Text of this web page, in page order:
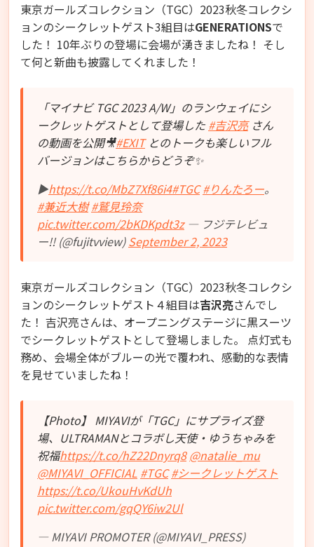
東京ガールズコレクション（TGC）2023秋冬コレクシ
ョンのシークレットゲスト3組目はGENERATIONSで
した！ 10年ぶりの登場に会場が湧きましたね！ そし
て何と新曲も披露してくれました！
「マイナビ TGC 2023 A/W」のランウェイにシ
ークレットゲストとして登場した #吉沢亮さん
の動画を公開🎥#EXITとのトークも楽しいフル
バージョンはこちらからどうぞ✨
▶https://t.co/MbZ7Xf86i4#TGC #りんたろー。
#兼近大樹 #鷲見玲奈
pic.twitter.com/2bKDKpdt3z— フジテレビュ
ー!! (@fujitvview)September 2, 2023
東京ガールズコレクション（TGC）2023秋冬コレクシ
ョンのシークレットゲスト４組目は吉沢亮さんでし
た！ 吉沢亮さんは、オープニングステージに黒スーツ
でシークレットゲストとして登場しました。 点灯式も
務め、会場全体がブルーの光で覆われ、感動的な表情
を見せていましたね！
【Photo】 MIYAVIが「TGC」にサプライズ登
場、ULTRAMANとコラボし天使・ゆうちゃみを
祝福https://t.co/hZ22Dnyrq8 @natalie_mu
@MIYAVI_OFFICIAL #TGC #シークレットゲスト
https://t.co/UkouHvKdUh
pic.twitter.com/gqQY6iw2Ul
— MIYAVI PROMOTER (@MIYAVI_PRESS)